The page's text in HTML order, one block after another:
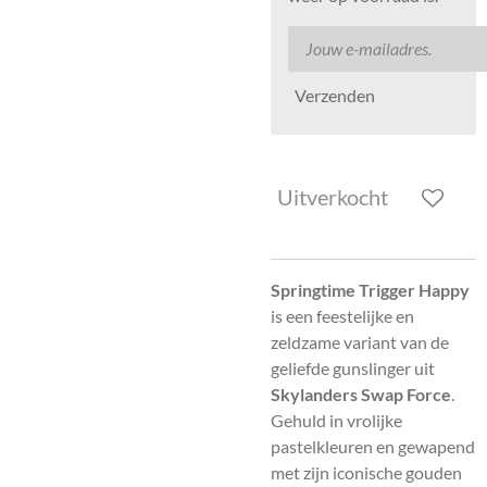
Verzenden
Uitverkocht
Springtime Trigger Happy
is een feestelijke en
zeldzame variant van de
geliefde gunslinger uit
Skylanders Swap Force.
Gehuld in vrolijke
pastelkleuren en gewapend
met zijn iconische gouden